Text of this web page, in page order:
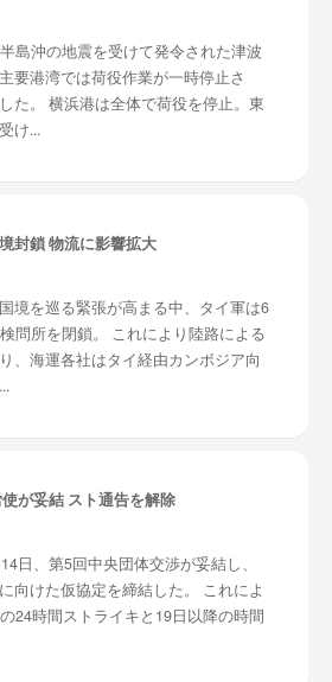
島沖の地震を受けて発令された津波
要港湾では荷役作業が一時停止さ
た。 横浜港は全体で荷役を停止。東
け...
封鎖 物流に影響拡大
境を巡る緊張が高まる中、タイ軍は6
問所を閉鎖。 これにより陸路による
、海運各社はタイ経由カンボジア向
が妥結 スト通告を解除
日、第5回中央団体交渉が妥結し、
向けた仮協定を締結した。 これによ
24時間ストライキと19日以降の時間